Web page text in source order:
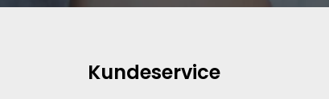
Kundeservice